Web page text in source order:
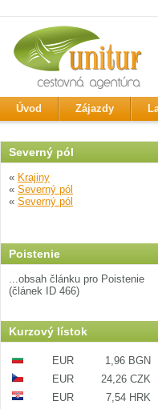
Úvod Zájazdy
Severný pól
« Krajiny
« Severný pól
« Severný pól
Poistenie
...obsah článku pro Poistenie
(článek ID 466)
Kurzový lístok
EUR
1,96 BGN
EUR
24,26 CZK
EUR
7,54 HRK